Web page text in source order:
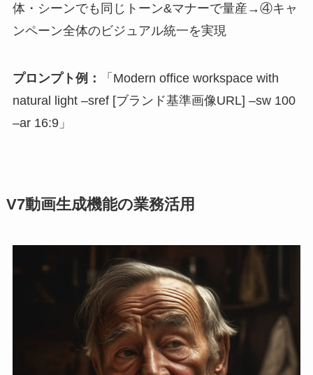
体・シーンでも同じトーン&マナーで量産→④キャ
ンペーン全体のビジュアル統一を実現
プロンプト例：
「Modern office workspace with
natural light –sref [ブランド基準画像URL] –sw 100
–ar 16:9」
V7動画生成機能の業務活用